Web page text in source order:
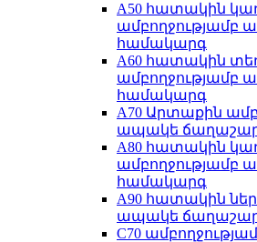
A50 հատակին
ամբողջությամբ
համակարգ
A60 հատակին
ամբողջությամբ
համակարգ
A70 Արտաքին
ապակե
A80 հատակին
ամբողջությամբ
համակարգ
A90 հատակին
ապակե
C70